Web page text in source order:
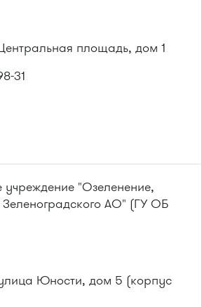
площадь, дом 1
31
419м
для дома"
19, 29, 32, 400, 400э.
476м
учреждение "Озеленение,
Зеленоградского АО" (ГУ ОБ
Юности, дом 5 (корпус